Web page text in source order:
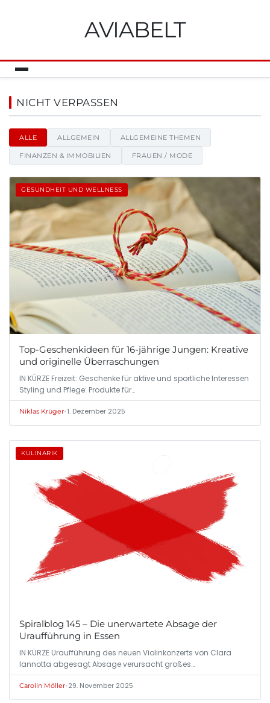
AVIABELT
Aviabelt - Nachrichten, Tipps
NICHT VERPASSEN
ALLE ALLGEMEIN ALLGEMEINE THEMEN
FINANZEN & IMMOBILIEN FRAUEN / MODE
GESUNDHEIT UND WELLNESS
Top-Geschenkideen für 16-jährige Jungen: Kreative
und originelle Überraschungen
IN KÜRZE Freizeit: Geschenke für aktive und sportliche Interessen
Styling und Pflege: Produkte für…
Niklas Krüger•1. Dezember 2025
KULINARIK
Spiralblog 145 – Die unerwartete Absage der
Uraufführung in Essen
IN KÜRZE Uraufführung des neuen Violinkonzerts von Clara
Iannotta abgesagt Absage verursacht großes…
Carolin Möller•29. November 2025